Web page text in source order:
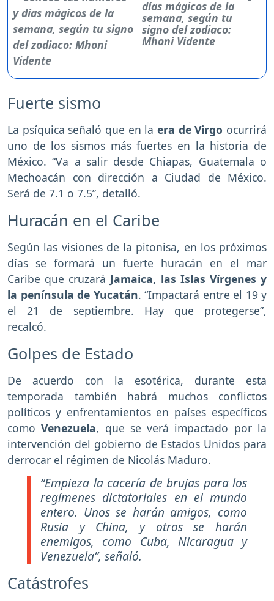
días mágicos de la
semana, según tu
signo del zodiaco:
Mhoni Vidente
Fuerte sismo
La psíquica señaló que en la era de Virgo ocurrirá
uno de los sismos más fuertes en la historia de
México. “Va a salir desde Chiapas, Guatemala o
Mechoacán con dirección a Ciudad de México.
Será de 7.1 o 7.5”, detalló.
Huracán en el Caribe
Según las visiones de la pitonisa, en los próximos
días se formará un fuerte huracán en el mar
Caribe que cruzará Jamaica, las Islas Vírgenes y
la península de Yucatán. “Impactará entre el 19 y
el 21 de septiembre. Hay que protegerse”,
recalcó.
Golpes de Estado
De acuerdo con la esotérica, durante esta
temporada también habrá muchos conflictos
políticos y enfrentamientos en países específicos
comoVenezuela, que se verá impactado por la
intervención del gobierno de Estados Unidos para
derrocar el régimen de Nicolás Maduro.
“Empieza la cacería de brujas para los
regímenes dictatoriales en el mundo
entero. Unos se harán amigos, como
Rusia y China, y otros se harán
enemigos, como Cuba, Nicaragua y
Venezuela”, señaló.
Catástrofes